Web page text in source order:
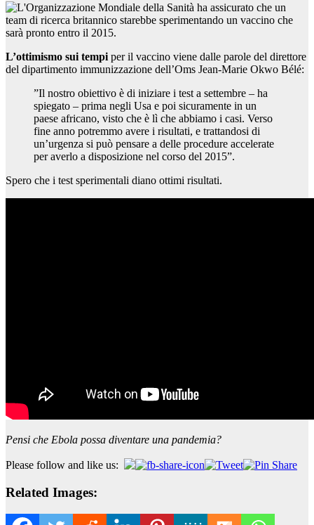
L’ottimismo sui tempi per il vaccino viene dalle parole del direttore
del dipartimento immunizzazione dell’Oms Jean-Marie Okwo Bélé:
”Il nostro obiettivo è di iniziare i test a settembre – ha
spiegato – prima negli Usa e poi sicuramente in un
paese africano, visto che è lì che abbiamo i casi. Verso
fine anno potremmo avere i risultati, e trattandosi di
un’urgenza si può pensare a delle procedure accelerate
per averlo a disposizione nel corso del 2015”.
Spero che i test sperimentali diano ottimi risultati.
Pensi che Ebola possa diventare una pandemia?
Please follow and like us:
Related Images: